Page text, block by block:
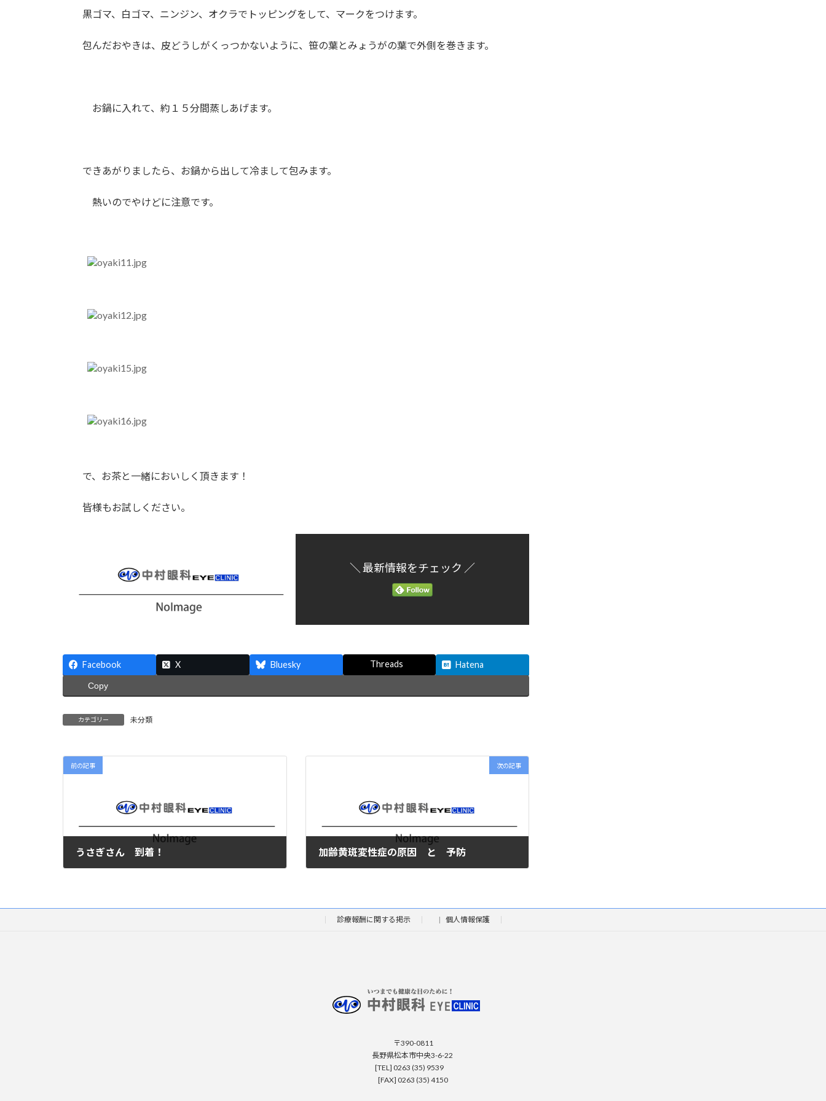
黒ゴマ、白ゴマ、ニンジン、オクラでトッピングをして、マークをつけます。
包んだおやきは、皮どうしがくっつかないように、笹の葉とみょうがの葉で外側を巻きます。
お鍋に入れて、約１５分間蒸しあげます。
できあがりましたら、お鍋から出して冷まして包みます。
熱いのでやけどに注意です。
で、お茶と一緒においしく頂きます！
皆様もお試しください。
＼ 最新情報をチェック ／
Facebook X Bluesky Threads Hatena
Copy
カテゴリー 未分類
前の記事
うさぎさん 到着！
次の記事
加齢黄斑変性症の原因 と 予防
診療報酬に関する掲示 個人情報保護
〒390-0811
長野県松本市中央3-6-22
[TEL] 0263 (35) 9539
[FAX] 0263 (35) 4150